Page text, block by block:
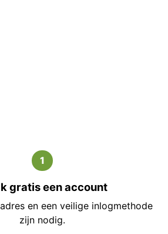
1
gratis een account
en een veilige inlogmethode
zijn nodig.